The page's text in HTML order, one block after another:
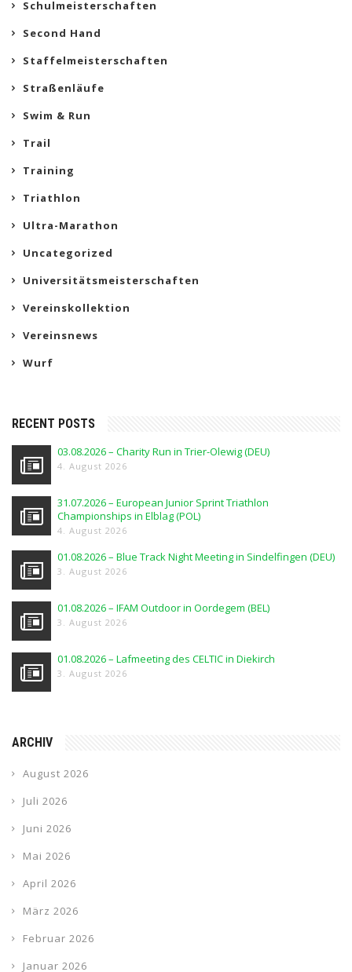
Schulmeisterschaften
Second Hand
Staffelmeisterschaften
Straßenläufe
Swim & Run
Trail
Training
Triathlon
Ultra-Marathon
Uncategorized
Universitätsmeisterschaften
Vereinskollektion
Vereinsnews
Wurf
RECENT POSTS
03.08.2026 – Charity Run in Trier-Olewig (DEU)
4. August 2026
31.07.2026 – European Junior Sprint Triathlon
Championships in Elblag (POL)
4. August 2026
01.08.2026 – Blue Track Night Meeting in Sindelfingen (DEU)
3. August 2026
01.08.2026 – IFAM Outdoor in Oordegem (BEL)
3. August 2026
01.08.2026 – Lafmeeting des CELTIC in Diekirch
3. August 2026
ARCHIV
August 2026
Juli 2026
Juni 2026
Mai 2026
April 2026
März 2026
Februar 2026
Januar 2026